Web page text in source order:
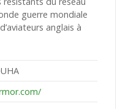
guerre mondiale
anglais à